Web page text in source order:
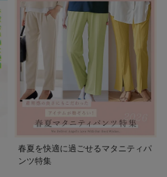
春夏を快適に過ごせるマタニティパ
ンツ特集